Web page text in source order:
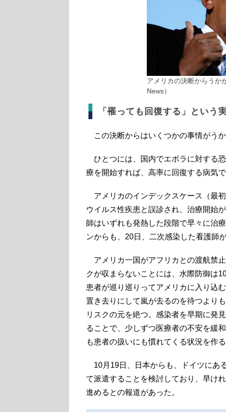
アメリカの決断からう
News）
「罹っても回復する」という
この決断からはいくつかの事情がうか
ひとつには、国内でエボラに対する
療を開始すれば、高率に回復する病気
アメリカのインデックスケース（最
ウイルス性疾患と誤診され、治療開始
師はいずれも発熱した段階で早々に治
ンからも、20日、二次感染した看護師
アメリカ一国がアフリカとの渡航禁
クが収まらないことには、水際防御は
患者が巡り巡りってアメリカに入り込
置き去りにして嵐が去るのを待つより
リスクの元を絶つ。感染者を早期に発
ることで、少しずつ医療者の不安を緩
も患者の扱いにも慣れてくる状況を作
10月19日、日本からも、ドイツにあ
て派遣することを検討しており、早け
進めるとの報道があった。